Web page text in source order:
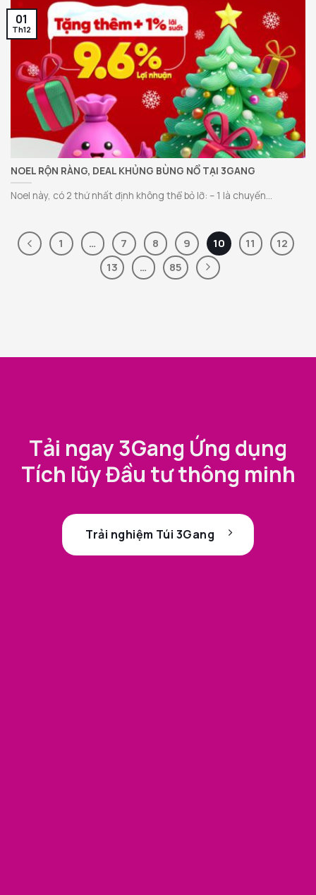
NOEL RỘN RÀNG, DEAL KHỦNG BÙNG NỔ TẠI 3GANG
Noel này, có 2 thứ nhất định không thể bỏ lỡ: – 1 là chuyến...
01
Th12
1 … 7 8 9 10 11
12
13
… 85
Tải ngay 3Gang Ứng dụng
Tích lũy Đầu tư thông minh
Trải nghiệm Túi 3Gang